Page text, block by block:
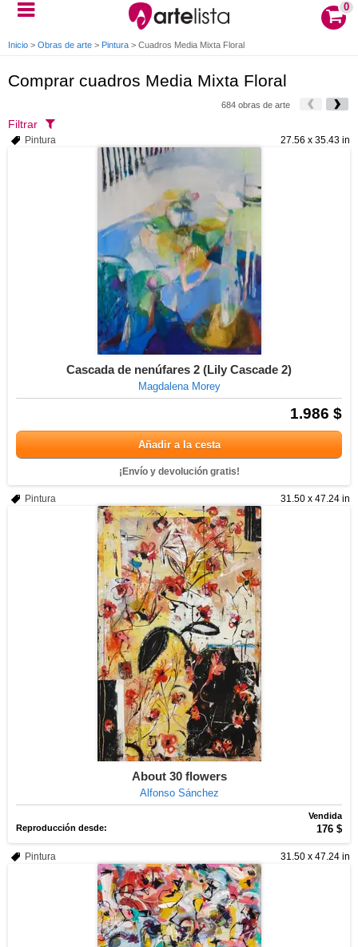
0
Inicio > Obras de arte > Pintura > Cuadros Media Mixta Floral
Comprar cuadros Media Mixta Floral
684 obras de arte
Filtrar
27.56 x 35.43 in
Pintura
Cascada de nenúfares 2 (Lily Cascade 2)
Magdalena Morey
1.986 $
Añadir a la cesta
¡Envío y devolución gratis!
31.50 x 47.24 in
Pintura
About 30 flowers
Alfonso Sánchez
Vendida
Reproducción desde:
176 $
31.50 x 47.24 in
Pintura